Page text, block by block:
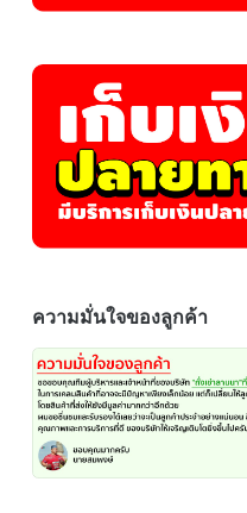
ความมั่นใจของลูกค้า